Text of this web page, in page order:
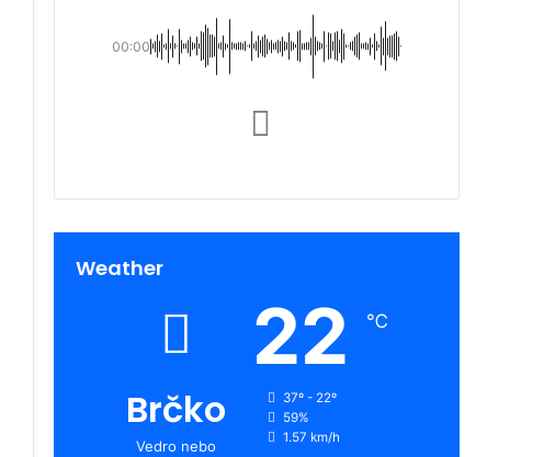
00:00
Weather
Brčko
Vedro nebo
22 ℃
37º - 22º
59%
1.57 km/h